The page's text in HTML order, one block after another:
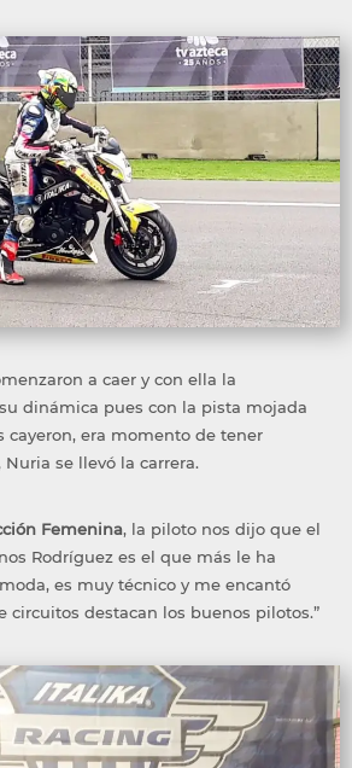
a caer y con ella la
dinámica pues con la pista mojada
cayeron, era momento de tener
se llevó la carrera.
Femenina, la piloto nos dijo que el
Rodríguez es el que más le ha
es muy técnico y me encantó
circuitos destacan los buenos pilotos.”